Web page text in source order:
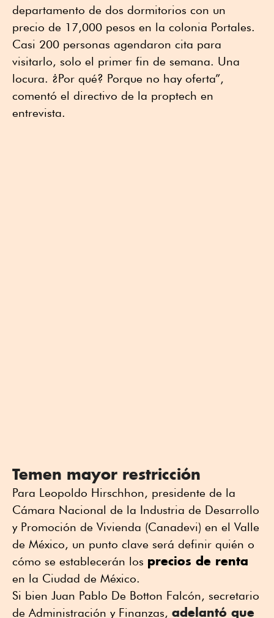
departamento de dos dormitorios con un
precio de 17,000 pesos en la colonia Portales.
Casi 200 personas agendaron cita para
visitarlo, solo el primer fin de semana. Una
locura. ¿Por qué? Porque no hay oferta”,
comentó el directivo de la proptech en
entrevista.
Temen mayor restricción
Para Leopoldo Hirschhon, presidente de la
Cámara Nacional de la Industria de Desarrollo
y Promoción de Vivienda (Canadevi) en el Valle
de México, un punto clave será definir quién o
cómo se establecerán los precios de renta
en la Ciudad de México.
Si bien Juan Pablo De Botton Falcón, secretario
de Administración y Finanzas, adelantó que